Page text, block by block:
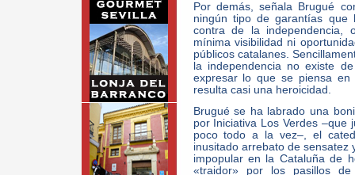
Por demás, señala Brugué
ningún tipo de garantías que
contra de la independencia,
mínima visibilidad ni
públicos catalanes.
la independencia no existe
expresar lo que se piensa en
resulta casi una heroicidad.
Brugué se ha labrado una
por Iniciativa Los Verdes
poco todo a la vez–, el
inusitado arrebato de sensatez
impopular en la Cataluña de
«traidor» por los pasillos